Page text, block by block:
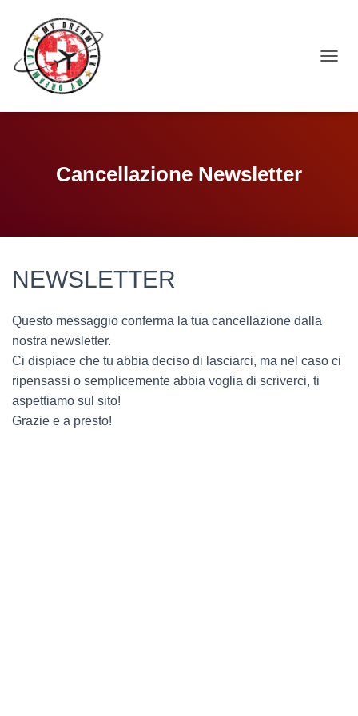
Cancellazione Newsletter
NEWSLETTER
Questo messaggio conferma la tua cancellazione dalla
nostra newsletter.
Ci dispiace che tu abbia deciso di lasciarci, ma nel caso ci
ripensassi o semplicemente abbia voglia di scriverci, ti
aspettiamo sul sito!
Grazie e a presto!